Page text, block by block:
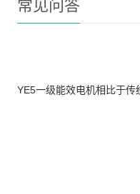
常见问答
YE5一级能效电机相比于传